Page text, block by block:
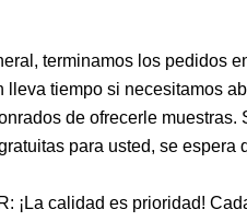
terminamos los pedidos
tiempo si necesitamos
de ofrecerle
para usted, se espera
¡La calidad es prioridad!